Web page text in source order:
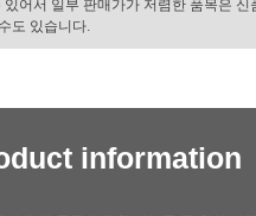
있어서 일부 판매가가 저렴한 품목은 신
도 있습니다.
information